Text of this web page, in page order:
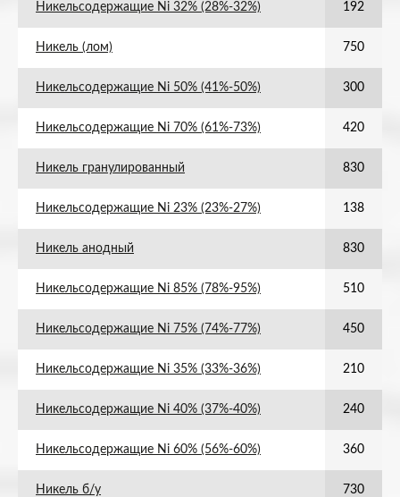
Никельсодержащие Ni 32% (28%-32%) 192
Никель (лом) 750
Никельсодержащие Ni 50% (41%-50%) 300
Никельсодержащие Ni 70% (61%-73%) 420
Никель гранулированный 830
Никельсодержащие Ni 23% (23%-27%) 138
Никель анодный 830
Никельсодержащие Ni 85% (78%-95%) 510
Никельсодержащие Ni 75% (74%-77%) 450
Никельсодержащие Ni 35% (33%-36%) 210
Никельсодержащие Ni 40% (37%-40%) 240
Никельсодержащие Ni 60% (56%-60%) 360
Никель б/у 730